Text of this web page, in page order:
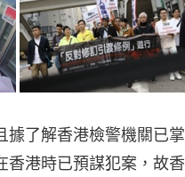
據了解香港檢警機關已掌
香港時已預謀犯案，故香